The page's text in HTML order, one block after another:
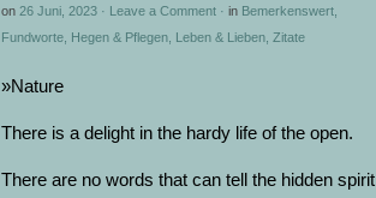
on 26 Juni, 2023 · Leave a Comment · in Bemerkenswert
Fundworte
Hegen & Pflegen Leben & Lieben Zitate
»Nature
There is a delight in the hardy life of the open.
There are no words that can tell the hidden spirit